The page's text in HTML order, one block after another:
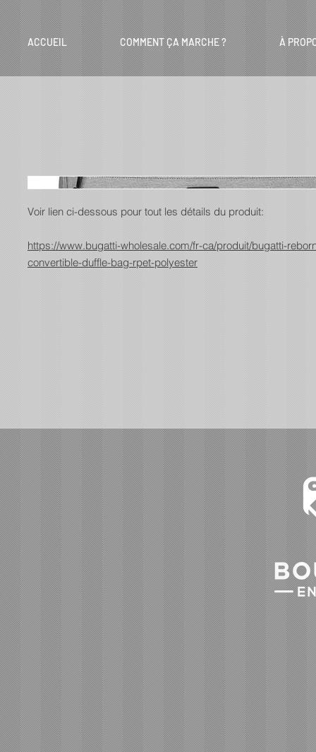
ACCUEIL COMMENT ÇA MARCHE ? À
Voir lien ci-dessous pour tout les détails du produit:
https://www.bugatti-wholesale.com/fr-ca/produit/bugatti-
convertible-duffle-bag-rpet-polyester